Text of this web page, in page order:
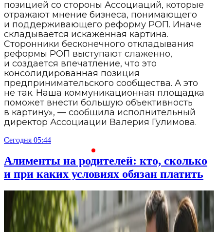
позицией со стороны Ассоциаций, которые
отражают мнение бизнеса, понимающего
и поддерживающего реформу РОП. Иначе
складывается искаженная картина.
Сторонники бесконечного откладывания
реформы РОП выступают слаженно,
и создается впечатление, что это
консолидированная позиция
предпринимательского сообщества. А это
не так. Наша коммуникационная площадка
поможет внести большую объективность
в картину», — сообщила исполнительный
директор Ассоциации Валерия Гулимова.
Сегодня 05:44
Алименты на родителей: кто, сколько
и при каких условиях обязан платить